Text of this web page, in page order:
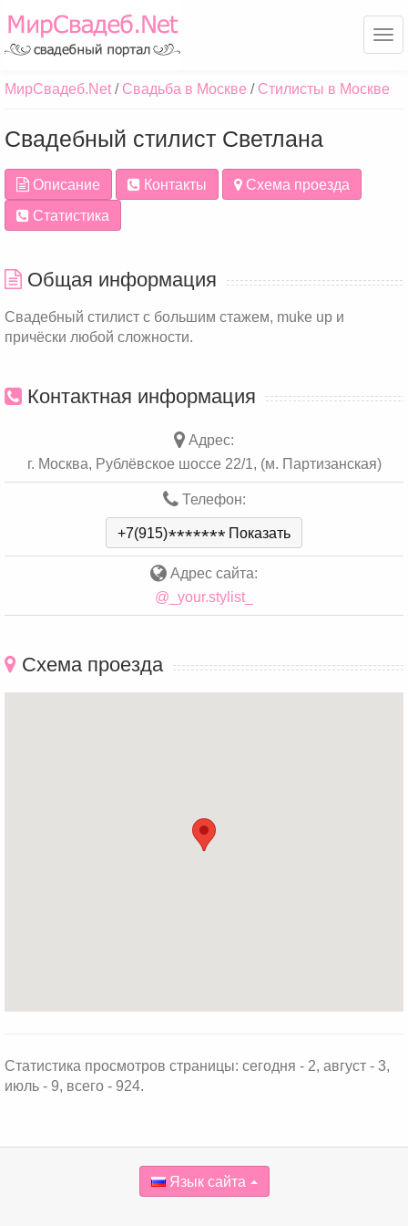
МирСвадеб.Net Свадьба в Москве Стилисты в Москве
Свадебный стилист Светлана
Описание Контакты
Схема проезда
Статистика
Общая информация
Свадебный стилист с большим стажем, muke up и
причёски любой сложности.
Контактная информация
Адрес:
г. Москва, Рублёвское шоссе 22/1, (м. Партизанская)
Телефон:
+7(915)******* Показать
Адрес сайта:
@_your.stylist_
Схема проезда
Статистика просмотров страницы: сегодня - 2, август - 3,
июль - 9, всего - 924.
Язык сайта